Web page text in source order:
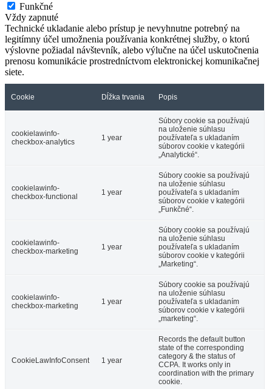
Funkčné
Vždy zapnuté
Technické ukladanie alebo prístup je nevyhnutne potrebný na
legitímny účel umožnenia používania konkrétnej služby, o ktorú
výslovne požiadal návštevník, alebo výlučne na účel uskutočnenia
prenosu komunikácie prostredníctvom elektronickej komunikačnej
siete.
Cookie Dĺžka trvania Popis
cookielawinfo-
checkbox-analytics
1 year
Súbory cookie sa používajú
na uloženie súhlasu
používateľa s ukladaním
súborov cookie v kategórii
„Analytické“.
cookielawinfo-
checkbox-functional
1 year
Súbory cookie sa používajú
na uloženie súhlasu
používateľa s ukladaním
súborov cookie v kategórii
„Funkčné“.
cookielawinfo-
checkbox-marketing
1 year
Súbory cookie sa používajú
na uloženie súhlasu
používateľa s ukladaním
súborov cookie v kategórii
„Marketing“.
cookielawinfo-
checkbox-marketing
1 year
Súbory cookie sa používajú
na uloženie súhlasu
používateľa s ukladaním
súborov cookie v kategórii
„marketing“.
CookieLawInfoConsent 1 year
Records the default button
state of the corresponding
category & the status of
CCPA. It works only in
coordination with the primary
cookie.